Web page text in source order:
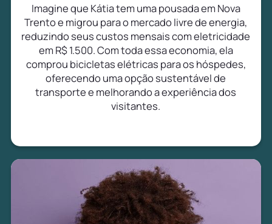
Imagine que Kátia tem uma pousada em Nova
Trento e migrou para o mercado livre de energia,
reduzindo seus custos mensais com eletricidade
em R$ 1.500. Com toda essa economia, ela
comprou bicicletas elétricas para os hóspedes,
oferecendo uma opção sustentável de
transporte e melhorando a experiência dos
visitantes.